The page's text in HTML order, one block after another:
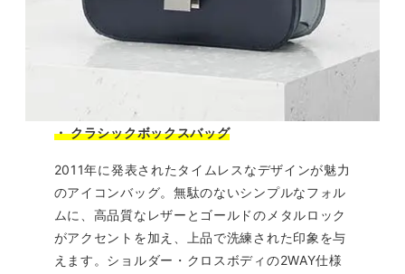
・ クラシックボックスバッグ
2011年に発表されたタイムレスなデザインが魅力
のアイコンバッグ。無駄のないシンプルなフォル
ムに、高品質なレザーとゴールドのメタルロック
がアクセントを加え、上品で洗練された印象を与
えます。ショルダー・クロスボディの2WAY仕様